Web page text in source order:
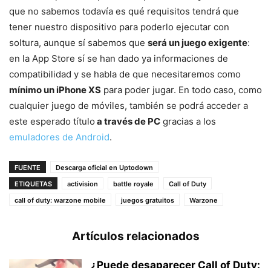
que no sabemos todavía es qué requisitos tendrá que
tener nuestro dispositivo para poderlo ejecutar con
soltura, aunque sí sabemos que será un juego exigente:
en la App Store sí se han dado ya informaciones de
compatibilidad y se habla de que necesitaremos como
mínimo un iPhone XS para poder jugar. En todo caso, como
cualquier juego de móviles, también se podrá acceder a
este esperado título a través de PC gracias a los
emuladores de Android.
FUENTE
Descarga oficial en Uptodown
ETIQUETAS
activision battle royale
Call of Duty
call of duty: warzone mobile
juegos gratuitos Warzone
Artículos relacionados
¿Puede desaparecer Call of Duty: